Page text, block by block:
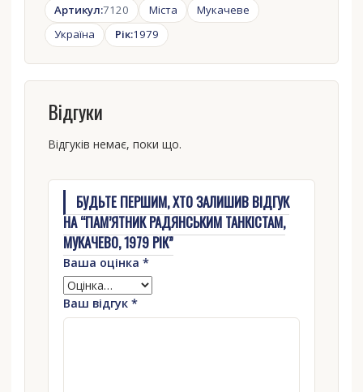
Артикул:7120 Міста
Мукачеве
Україна
Рік:1979
Відгуки
Відгуків немає, поки що.
БУДЬТЕ ПЕРШИМ, ХТО ЗАЛИШИВ ВІДГУК
НА “ПАМ’ЯТНИК РАДЯНСЬКИМ ТАНКІСТАМ,
МУКАЧЕВО, 1979 РІК”
Ваша оцінка *
Ваш відгук *